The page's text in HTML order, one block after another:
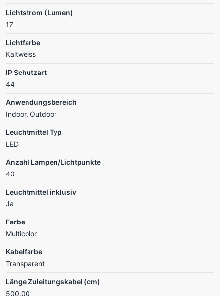
Lichtstrom (Lumen)
17
Lichtfarbe
Kaltweiss
IP Schutzart
44
Anwendungsbereich
Indoor, Outdoor
Leuchtmittel Typ
LED
Anzahl Lampen/Lichtpunkte
40
Leuchtmittel inklusiv
Ja
Farbe
Multicolor
Kabelfarbe
Transparent
Länge Zuleitungskabel (cm)
500.00